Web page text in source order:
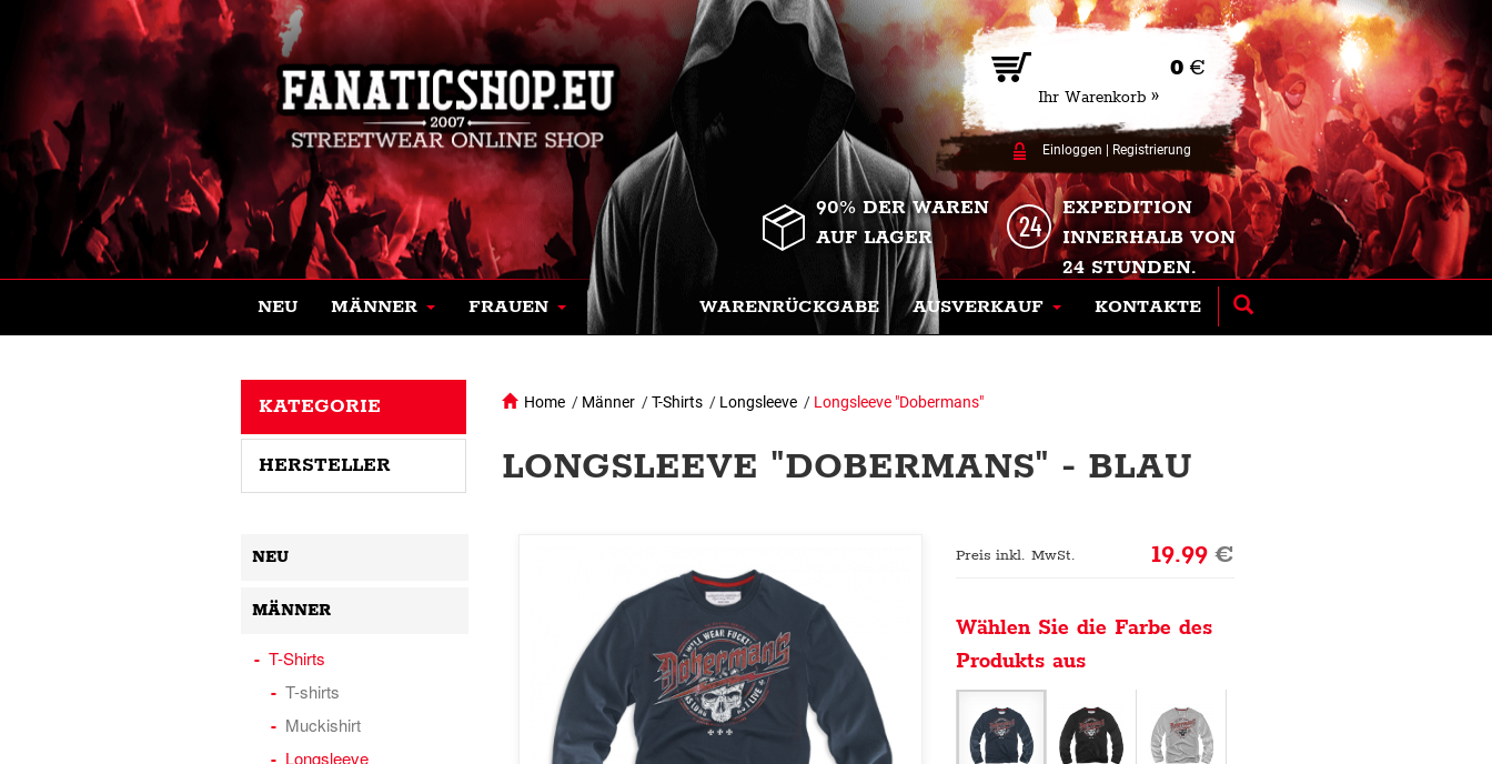
0 €
Ihr Warenkorb »
Einloggen Registrierung
90% DER WAREN
AUF LAGER
EXPEDITION
INNERHALB VON
24 STUNDEN.
NEU MÄNNER FRAUEN WARENRÜCKGABE AUSVERKAUF KONTAKTE
Home / Männer /T-Shirts / Longsleeve / Longsleeve "Dobermans"
LONGSLEEVE "DOBERMANS" - BLAU
Preis inkl. MwSt. 19.99€
Wählen Sie die Farbe des
Produkts aus
KATEGORIE
HERSTELLER
NEU
MÄNNER
T-Shirts
T-shirts
Muckishirt
Longsleeve